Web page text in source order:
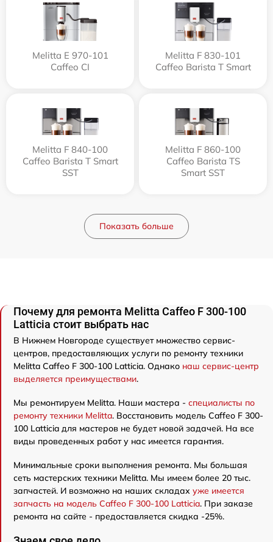
Melitta Е 970-101
Caffeo CI
Melitta F 830-101
Caffeo Barista T Smart
Melitta F 840-100
Caffeo Barista T Smart
SST
Melitta F 860-100
Caffeo Barista TS
Smart SST
Показать больше
Почему для ремонта Melitta Caffeo F 300-100
Latticia стоит выбрать нас
В Нижнем Новгороде существует множество сервис-
центров, предоставляющих услуги по ремонту техники
Melitta Caffeo F 300-100 Latticia. Однако наш сервис-центр
выделяется преимуществами.
Мы ремонтируем Melitta. Наши мастера - специалисты по
ремонту техники Melitta. Восстановить модель Caffeo F 300-
100 Latticia для мастеров не будет новой задачей. На все
виды проведенных работ у нас имеется гарантия.
Минимальные сроки выполнения ремонта. Мы большая
сеть мастерских техники Melitta. Мы имеем более 20 тыс.
запчастей. И возможно на наших складах уже имеется
запчасть на модель Caffeo F 300-100 Latticia. При заказе
ремонта на сайте - предоставляется скидка -25%.